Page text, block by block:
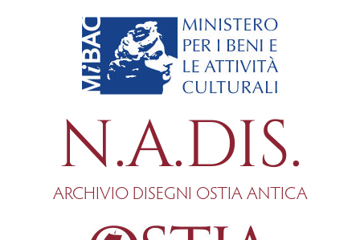
N.A.DIS.
ARCHIVIO DISEGNI OSTIA ANTICA